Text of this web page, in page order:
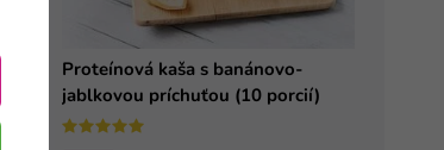
Proteínová kaša s banánovo-
jablkovou príchuťou (10 porcií)